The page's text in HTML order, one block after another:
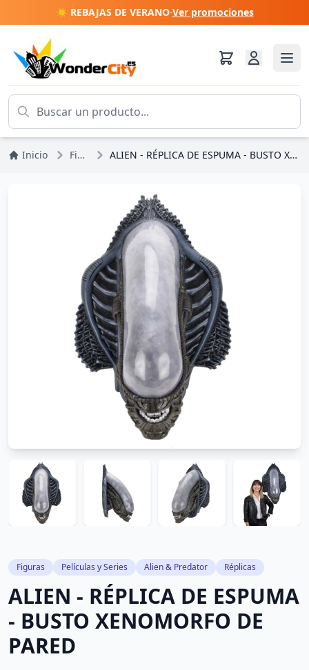
☀️ REBAJAS DE VERANO·Ver promociones
Inicio Figuras ALIEN - RÉPLICA DE ESPUMA - BUSTO XENOMORFO DE PARED
Figuras Películas y Series Alien & Predator Réplicas
ALIEN - RÉPLICA DE ESPUMA
- BUSTO XENOMORFO DE
PARED